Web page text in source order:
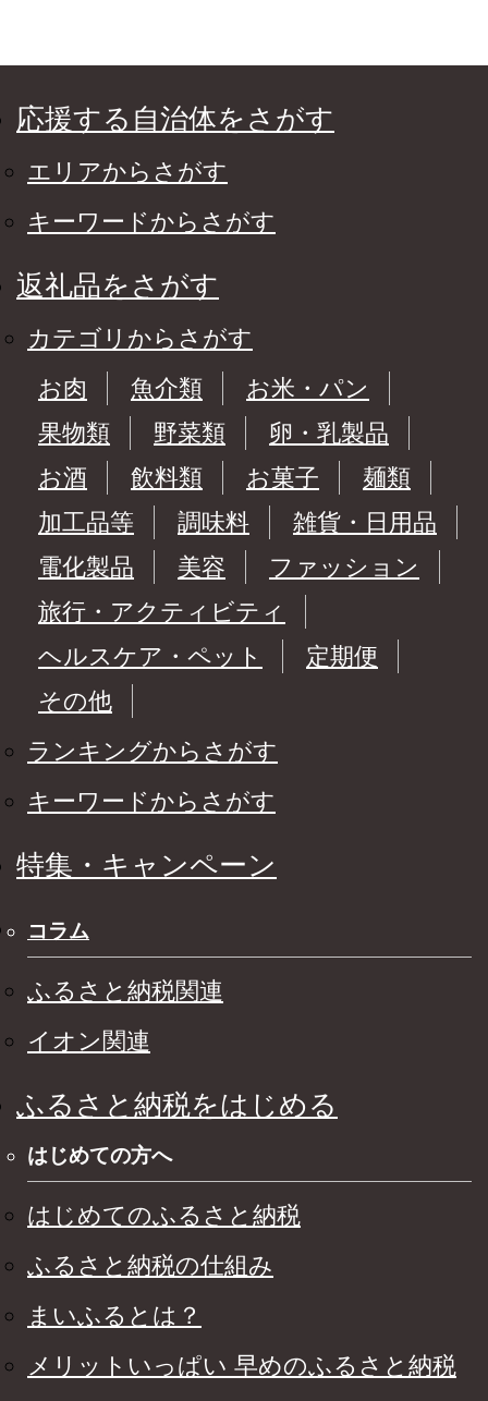
応援する自治体をさがす
エリアからさがす
キーワードからさがす
返礼品をさがす
カテゴリからさがす
お肉
魚介類
お米・パン
果物類
野菜類
卵・乳製品
お酒
飲料類 お菓子
麺類
加工品等
調味料
雑貨・日用品
電化製品
美容
ファッション
旅行・アクティビティ
ヘルスケア・ペット
定期便
その他
ランキングからさがす
キーワードからさがす
特集・キャンペーン
コラム
ふるさと納税関連
イオン関連
ふるさと納税をはじめる
はじめての方へ
はじめてのふるさと納税
ふるさと納税の仕組み
まいふるとは？
メリットいっぱい 早めのふるさと納税